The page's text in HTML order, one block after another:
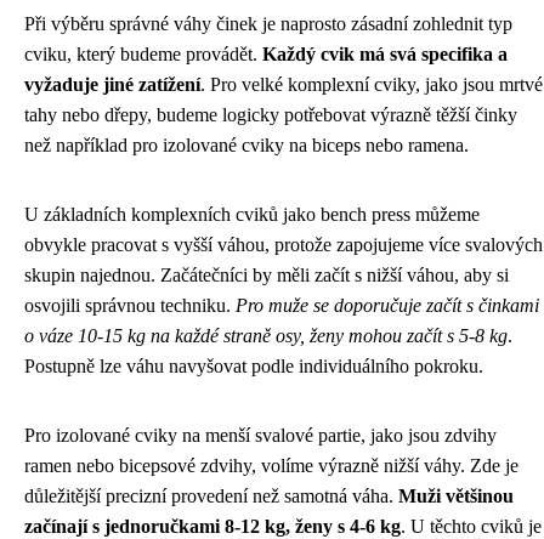
Při výběru správné váhy činek je naprosto zásadní zohlednit typ
cviku, který budeme provádět. Každý cvik má svá specifika a
vyžaduje jiné zatížení. Pro velké komplexní cviky, jako jsou mrtvé
tahy nebo dřepy, budeme logicky potřebovat výrazně těžší činky
než například pro izolované cviky na biceps nebo ramena.
U základních komplexních cviků jako bench press můžeme
obvykle pracovat s vyšší váhou, protože zapojujeme více svalových
skupin najednou. Začátečníci by měli začít s nižší váhou, aby si
osvojili správnou techniku. Pro muže se doporučuje začít s činkami
o váze 10-15 kg na každé straně osy, ženy mohou začít s 5-8 kg.
Postupně lze váhu navyšovat podle individuálního pokroku.
Pro izolované cviky na menší svalové partie, jako jsou zdvihy
ramen nebo bicepsové zdvihy, volíme výrazně nižší váhy. Zde je
důležitější precizní provedení než samotná váha. Muži většinou
začínají s jednoručkami 8-12 kg, ženy s 4-6 kg. U těchto cviků je